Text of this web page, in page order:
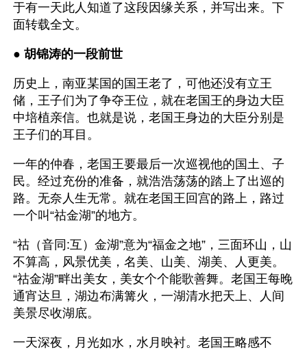
于有一天此人知道了这段因缘关系，并写出来。下
面转载全文。
● 胡锦涛的一段前世
历史上，南亚某国的国王老了，可他还没有立王
储，王子们为了争夺王位，就在老国王的身边大臣
中培植亲信。也就是说，老国王身边的大臣分别是
王子们的耳目。
一年的仲春，老国王要最后一次巡视他的国土、子
民。经过充份的准备，就浩浩荡荡的踏上了出巡的
路。无奈人生无常。就在老国王回宫的路上，路过
一个叫“祜金湖”的地方。
“祜（音同:互）金湖”意为“福金之地”，三面环山，山
不算高，风景优美，名美、山美、湖美、人更美。
“祜金湖”畔出美女，美女个个能歌善舞。老国王每晚
通宵达旦，湖边布满篝火，一湖清水把天上、人间
美景尽收湖底。
一天深夜，月光如水，水月映衬。老国王略感不